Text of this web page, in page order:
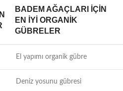
BADEM AĞAÇLARI İÇIN
EN İYI ORGANIK
GÜBRELER
El yapımı organik gübre
Deniz yosunu gübresi